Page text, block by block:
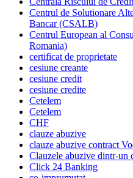
Centrul de Solutionare
Bancar (CSALB)
Centrul European al
Romania)
certificat de proprietate
cesiune creante
cesiune credit
cesiune credite
Cetelem
Cetelem
CHF
clauze abuzive
clauze abuzive contract
Clauzele abuzive dintr-un
Click 24 Banking